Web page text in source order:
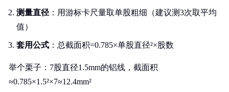
测量直径 ：用游标卡尺量取单股粗细（建议测3次取平均
值）
套用公式 ：总截面积=0.785×单股直径²×股数
举个栗子：7股直径1.5mm的铝线，截面积
≈0.785×1.5²×7≈12.4mm²